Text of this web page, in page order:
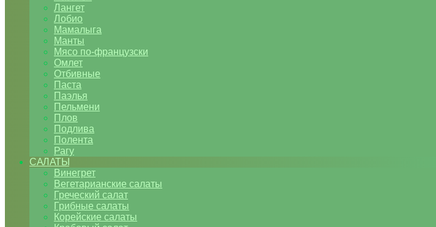
Лангет
Лобио
Мамалыга
Манты
Мясо по-французски
Омлет
Отбивные
Паста
Паэлья
Пельмени
Плов
Подлива
Полента
Рагу
САЛАТЫ
Винегрет
Вегетарианские салаты
Греческий салат
Грибные салаты
Корейские салаты